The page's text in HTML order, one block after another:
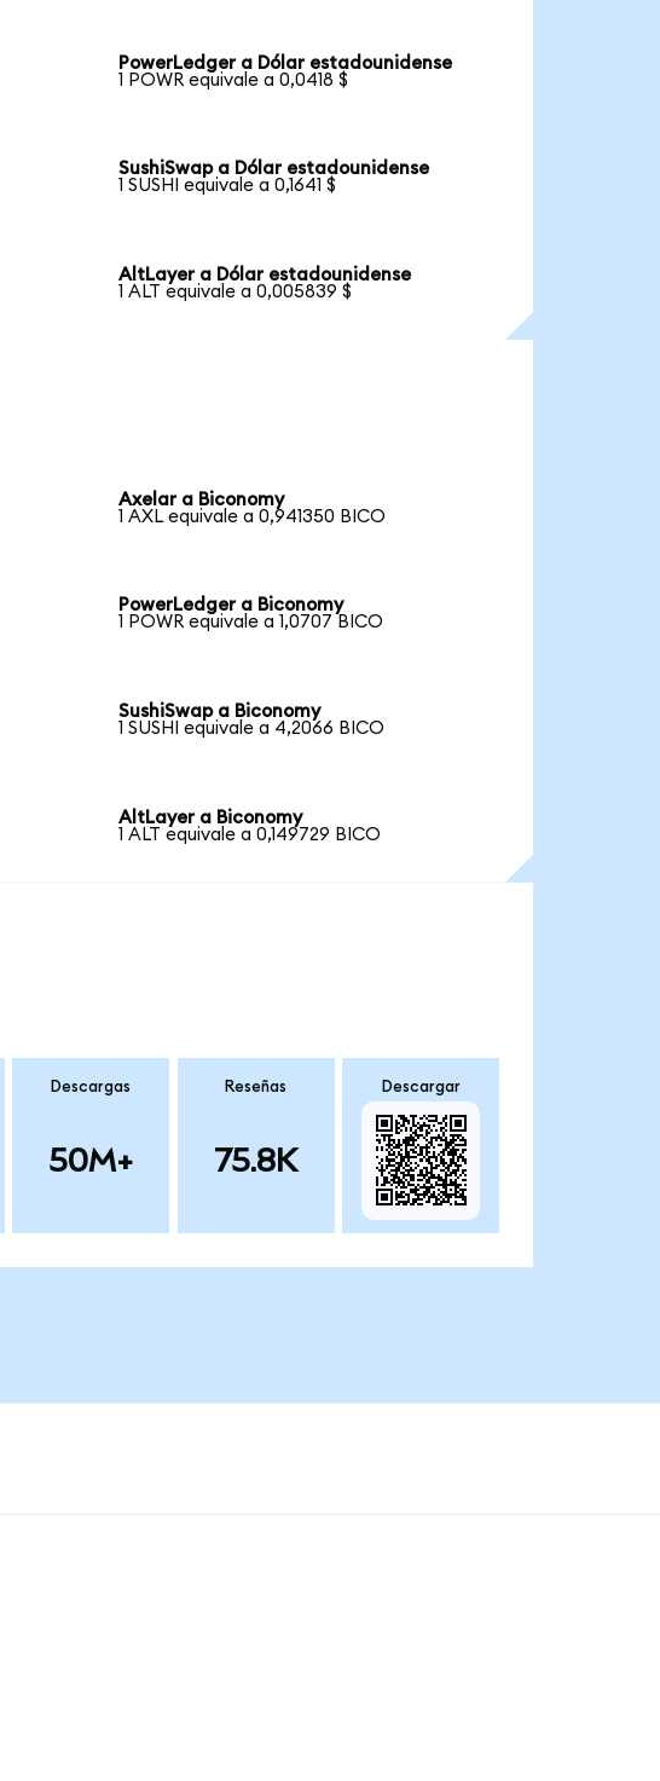
PowerLedger a Dólar estadounidense
1 POWR equivale a 0,0418 $
SushiSwap a Dólar estadounidense
1 SUSHI equivale a 0,1641 $
AltLayer a Dólar estadounidense
1 ALT equivale a 0,005839 $
Axelar a Biconomy
1 AXL equivale a 0,941350 BICO
PowerLedger a Biconomy
1 POWR equivale a 1,0707 BICO
SushiSwap a Biconomy
1 SUSHI equivale a 4,2066 BICO
AltLayer a Biconomy
1 ALT equivale a 0,149729 BICO
Descargas
50M+
Reseñas
75.8K
Descargar